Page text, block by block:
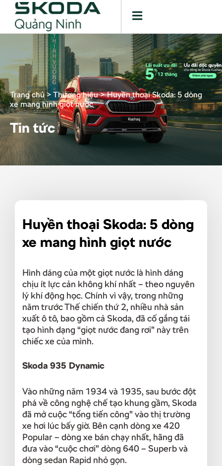
Trang chủ> Thương hiệu>Huyền thoại Skoda: 5 dòng
xe mang hình giọt nước
Tin tức
Huyền thoại Skoda: 5 dòng
xe mang hình giọt nước
Hình dáng của một giọt nước là hình dáng
chịu ít lực cản không khí nhất – theo nguyên
lý khí động học. Chính vì vậy, trong những
năm trước Thế chiến thứ 2, nhiều nhà sản
xuất ô tô, bao gồm cả Skoda, đã cố gắng tái
tạo hình dạng “giọt nước đang rơi” này trên
chiếc xe của mình.
Skoda 935 Dynamic
Vào những năm 1934 và 1935, sau bước đột
phá về công nghệ chế tạo khung gầm, Skoda
đã mở cuộc “tổng tiến công” vào thị trường
xe hơi lúc bấy giờ. Bên cạnh dòng xe 420
Popular – dòng xe bán chạy nhất, hãng đã
đưa vào “cuộc chơi” dòng 640 – Superb và
dòng sedan Rapid nhỏ gọn.